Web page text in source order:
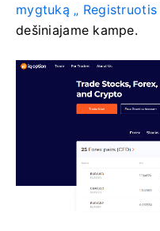
mygtuką „ Registruotis
dešiniajame kampe.